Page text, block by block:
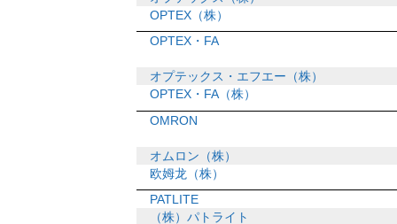
OPTEX（株）
OPTEX・FA
オプテックス・エフエー（株）
OPTEX・FA（株）
OMRON
オムロン（株）
欧姆龙（株）
PATLITE
（株）パトライト